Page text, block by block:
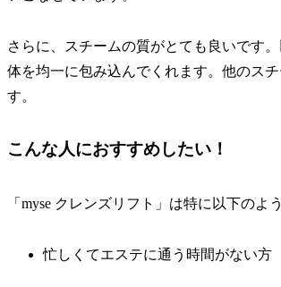
さらに、スチームの質がとても良いです
体を均一に包み込んでくれます。他のス
す。
こんな人におすすめしたい！
「myse クレンズリフト」は特に以下のよ
忙しくてエステに通う時間がない方